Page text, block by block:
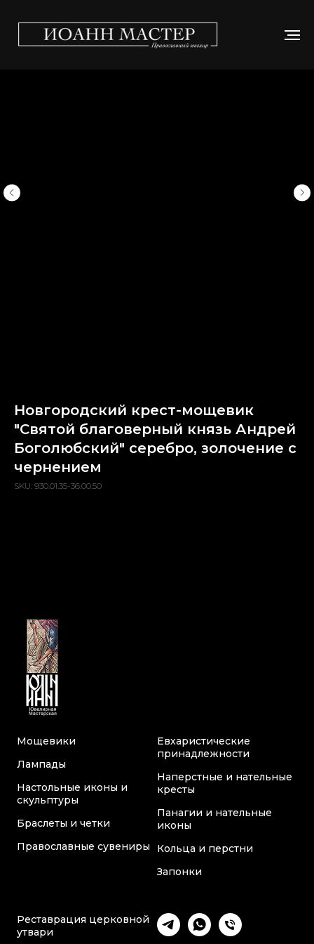
Новгородский крест-мощевик
"Святой благоверный князь Андрей
Боголюбский" серебро, золочение с
чернением
SKU: 930.01.35-36.00.50
Мощевики
Лампады
Настольные иконы и
скульптуры
Браслеты и четки
Православные сувениры
Евхаристические
принадлежности
Наперстные и нательные
кресты
Панагии и нательные
иконы
Кольца и перстни
Запонки
Реставрация церковной
утвари